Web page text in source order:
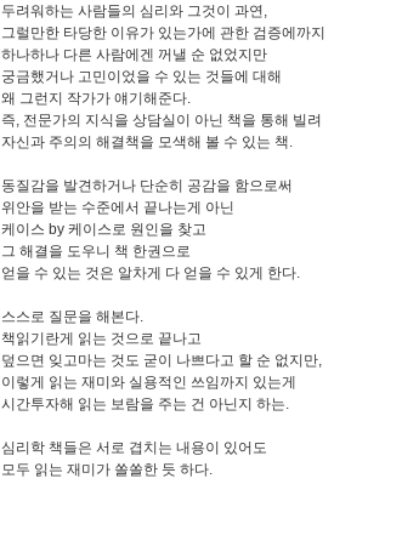
두려워하는 사람들의 심리와 그것이 과연,
그럴만한 타당한 이유가 있는가에 관한 검증에까지
하나하나 다른 사람에겐 꺼낼 순 없었지만
궁금했거나 고민이었을 수 있는 것들에 대해
왜 그런지 작가가 얘기해준다.
즉, 전문가의 지식을 상담실이 아닌 책을 통해 빌려
자신과 주의의 해결책을 모색해 볼 수 있는 책.
동질감을 발견하거나 단순히 공감을 함으로써
위안을 받는 수준에서 끝나는게 아닌
케이스 by 케이스로 원인을 찾고
그 해결을 도우니 책 한권으로
얻을 수 있는 것은 알차게 다 얻을 수 있게 한다.
스스로 질문을 해본다.
책읽기란게 읽는 것으로 끝나고
덮으면 잊고마는 것도 굳이 나쁘다고 할 순 없지만,
이렇게 읽는 재미와 실용적인 쓰임까지 있는게
시간투자해 읽는 보람을 주는 건 아닌지 하는.
심리학 책들은 서로 겹치는 내용이 있어도
모두 읽는 재미가 쏠쏠한 듯 하다.